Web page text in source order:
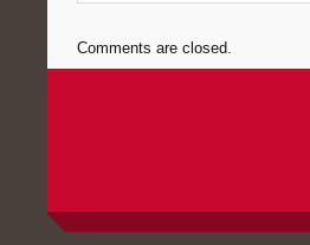
Comments are closed.